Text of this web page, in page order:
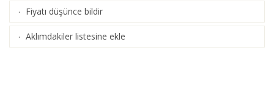
· Fiyatı düşünce bildir
· Aklımdakiler listesine ekle